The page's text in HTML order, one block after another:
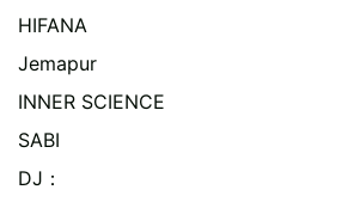
HIFANA
Jemapur
INNER SCIENCE
SABI
DJ：